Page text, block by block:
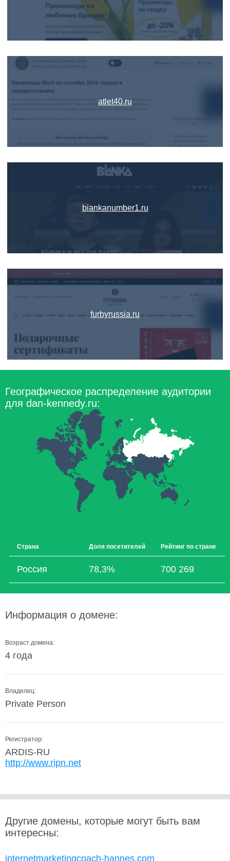
atlet40.ru
biankanumber1.ru
furbyrussia.ru
Географическое распределение аудитории
для dan-kennedy.ru:
Страна Доля посетителей Рейтинг по стране
Россия 78,3% 700 269
Информация о домене:
Возраст домена:
4 года
Владелец:
Private Person
Регистратор:
ARDIS-RU
http://www.ripn.net
Другие домены, которые могут быть вам
интересны:
internetmarketingcoach-hannes.com